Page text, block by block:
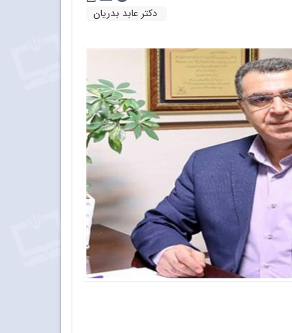
دکتر عابد بدریان